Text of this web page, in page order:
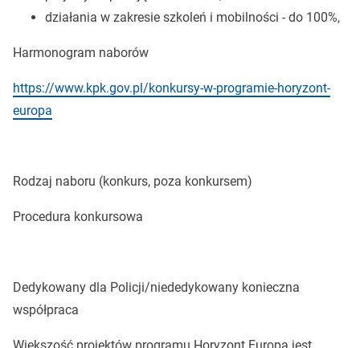
działania w zakresie szkoleń i mobilności - do 100%,
Harmonogram naborów
https://www.kpk.gov.pl/konkursy-w-programie-horyzont-
europa
Rodzaj naboru (konkurs, poza konkursem)
Procedura konkursowa
Dedykowany dla Policji/niededykowany konieczna
współpraca